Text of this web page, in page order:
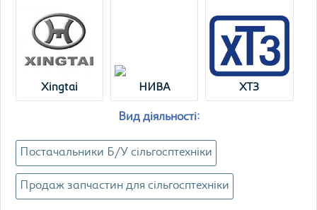
Xingtai НИВА ХТЗ
Вид діяльності:
Постачальники Б/У сільгосптехніки
Продаж запчастин для сільгосптехніки